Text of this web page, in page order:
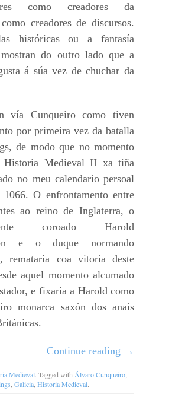
como creadores da
creadores de discursos.
históricas ou a fantasía
do outro lado que a
á súa vez de chuchar da
vía Cunqueiro como tiven
por primeira vez da batalla
de modo que no momento
Historia Medieval II xa tiña
no meu calendario persoal
O enfrontamento entre
ao reino de Inglaterra, o
coroado Harold
e o duque normando
remataría coa vitoria deste
aquel momento alcumado
e fixaría a Harold como
monarca saxón dos anais
Continue reading →
Medieval. Tagged with Álvaro Cunqueiro
Galicia Historia Medieval.